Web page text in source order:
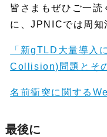
皆さまもぜひご一読
に、JPNICでは周知
「新gTLD大量導入
Collision)問題とそ
名前衝突に関する
最後に